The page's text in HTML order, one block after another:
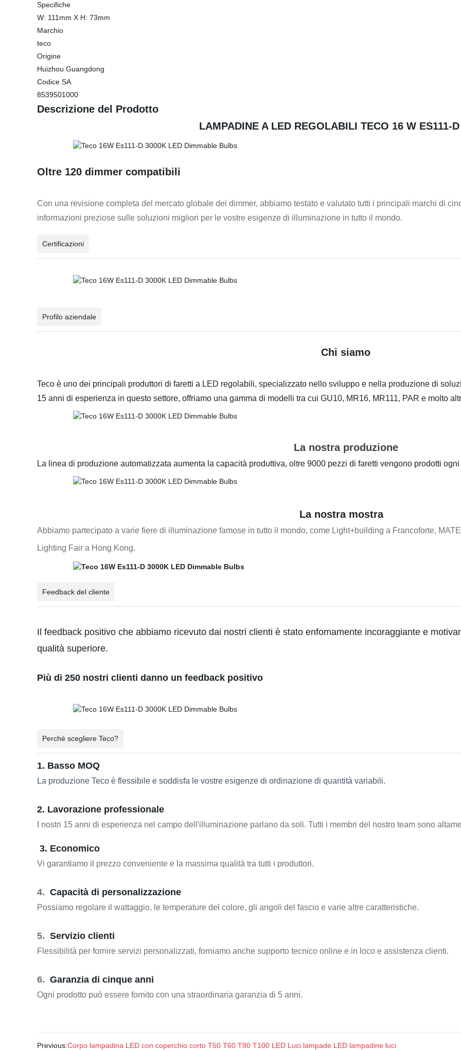
Specifiche
W: 111mm X H: 73mm
Marchio
teco
Origine
Huizhou Guangdong
Codice SA
8539501000
Descrizione del Prodotto
LAMPADINE A LED REGOLABILI TECO 16 W ES111-
Oltre 120 dimmer compatibili
Con una revisione completa del mercato globale dei dimmer, abbiamo testato e valutato tutti i principali marchi di
informazioni preziose sulle soluzioni migliori per le vostre esigenze di illuminazione in tutto il mondo.
Certificazioni
Profilo aziendale
Chi siamo
Teco è uno dei principali produttori di faretti a LED regolabili, specializzato nello sviluppo e nella produzione di
15 anni di esperienza in questo settore, offriamo una gamma di modelli tra cui GU10, MR16, MR111, PAR e molto
La nostra produzione
La linea di produzione automatizzata aumenta la capacità produttiva, oltre 9000 pezzi di faretti vengono prodotti
La nostra mostra
Abbiamo partecipato a varie fiere di illuminazione famose in tutto il mondo, come Light+building a Francoforte,
Lighting Fair a Hong Kong.
Feedback del cliente
Il feedback positivo che abbiamo ricevuto dai nostri clienti è stato enfomamente incoraggiante e
qualità superiore.
Più di 250 nostri clienti danno un feedback positivo
Perché scegliere Teco?
1. Basso MOQ
La produzione Teco è flessibile e soddisfa le vostre esigenze di ordinazione di quantità variabili.
2. Lavorazione professionale
I nostri 15 anni di esperienza nel campo dell'illuminazione parlano da soli. Tutti i membri del nostro team sono
3. Economico
Vi garantiamo il prezzo conveniente e la massima qualità tra tutti i produttori.
4. Capacità di personalizzazione
Possiamo regolare il wattaggio, le temperature del colore, gli angoli del fascio e varie altre caratteristiche.
5. Servizio clienti
Flessibilità per fornire servizi personalizzati, forniamo anche supporto tecnico online e in loco e assistenza clienti.
6. Garanzia di cinque anni
Ogni prodotto può essere fornito con una straordinaria garanzia di 5 anni.
Previous:Corpo lampadina LED con coperchio corto T50 T60 T80 T100 LED Luci lampade LED lampadine luci